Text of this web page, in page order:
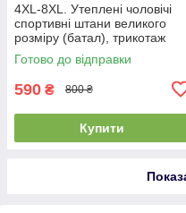
4XL-8XL. Утеплені чоловічі
спортивні штани великого
розміру (батал), трикотаж
тринитка, темно-сірі
(антрацит)
Готово до відправки
590 ₴ 800 ₴
Купити